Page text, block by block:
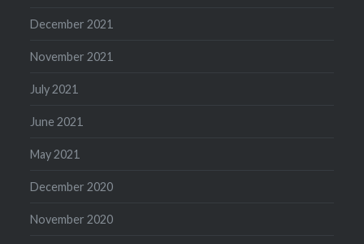
December 2021
November 2021
July 2021
June 2021
May 2021
December 2020
November 2020